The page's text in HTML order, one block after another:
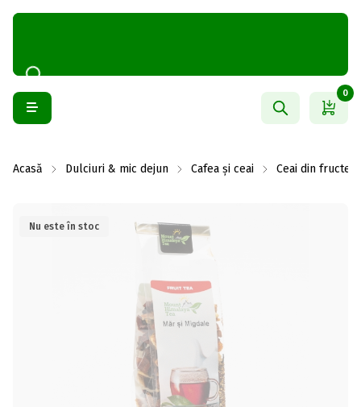
0
Acasă Dulciuri & mic dejun Cafea și ceai Ceai din fructe
Nu este în stoc